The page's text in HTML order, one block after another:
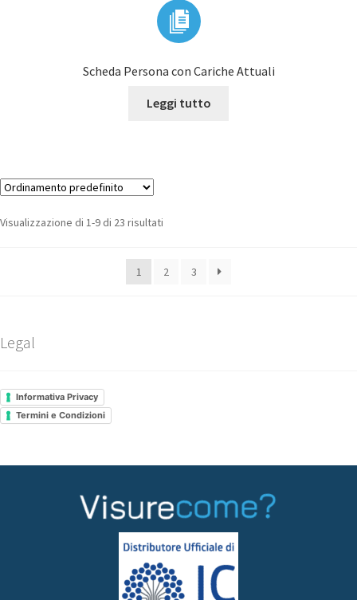
Scheda Persona con Cariche Attuali
Leggi tutto
Visualizzazione di 1-9 di 23 risultati
1 2 3
Legal
Informativa Privacy
Termini e Condizioni